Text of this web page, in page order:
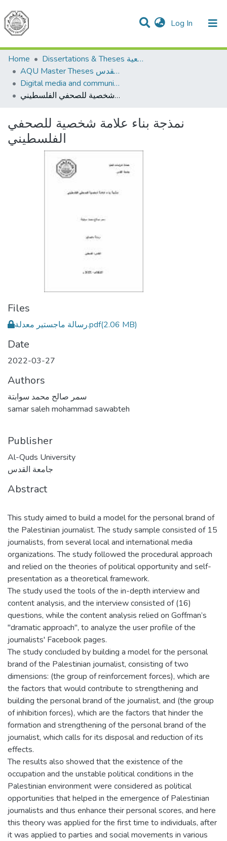
Log In (current)
Communities & Collections
All of DSpace
Home
Dissertations & Theses الرسائل الجامعية
AQU Master Theses الرسائل الجامعية الخاصة بجامعة القدس
Digital media and communications الإعلام الرقمي والاتصالات
نمذجة بناء علامة شخصية للصحفي الفلسطيني
نمذجة بناء علامة شخصية للصحفي
الفلسطيني
Files
رسالة ماجستير معدلة.pdf(2.06 MB)
Date
2022-03-27
Authors
سمر صالح محمد سوابتة
samar saleh mohammad sawabteh
Publisher
Al-Quds University
جامعة القدس
Abstract
This study aimed to build a model for the personal brand of
the Palestinian journalist. The study sample consisted of 15
journalists, from several local and international media
organizations. The study followed the procedural approach
and relied on the theories of political opportunity and self-
presentation as a theoretical framework.
The study used the tools of the in-depth interview and
content analysis, and the interview consisted of (16)
questions, while the content analysis relied on Goffman’s
"dramatic approach", to analyze the user profile of the
journalists' Facebook pages.
The study concluded by building a model for the personal
brand of the Palestinian journalist, consisting of two
dimensions: (the group of reinforcement forces), which are
the factors that would contribute to strengthening and
building the personal brand of the journalist, and (the group
of inhibition forces), which are the factors that hinder the
formation and strengthening of the personal brand of the
journalist, which calls for its disposal and reduction of its
effects.
The results also showed that the existence of the
occupation and the unstable political conditions in the
Palestinian environment were considered as political
opportunities that helped in the emergence of Palestinian
journalists and thus enhance their personal scores, and here
this theory was applied for the first time to individuals, after
it was applied to parties and social movements in various